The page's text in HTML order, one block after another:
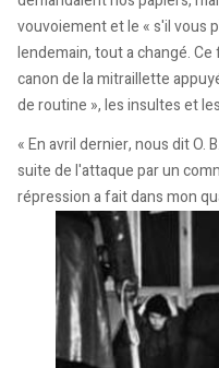
vouvoiement et le « s'il vous
lendemain, tout a changé.
canon de la mitraillette
de routine », les insultes et
« En avril dernier, nous dit O.
suite de l'attaque par un
répression a fait dans mon